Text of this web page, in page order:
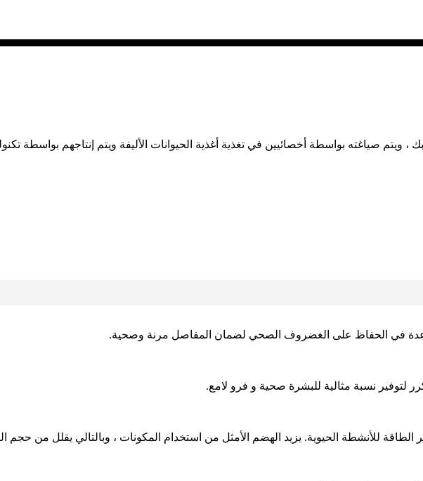
في الحفاظ على الغضروف الصحي لضمان المفاصل مرنة وصحية.
للأنشطة الحيوية. يزيد الهضم الأمثل من استخدام المكونات ، وبالتالي يقلل من حجم